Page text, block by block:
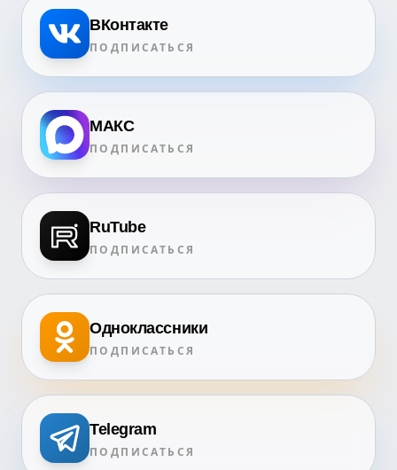
ВКонтакте
ПОДПИСАТЬСЯ
МАКС
ПОДПИСАТЬСЯ
RuTube
ПОДПИСАТЬСЯ
Одноклассники
ПОДПИСАТЬСЯ
Telegram
ПОДПИСАТЬСЯ